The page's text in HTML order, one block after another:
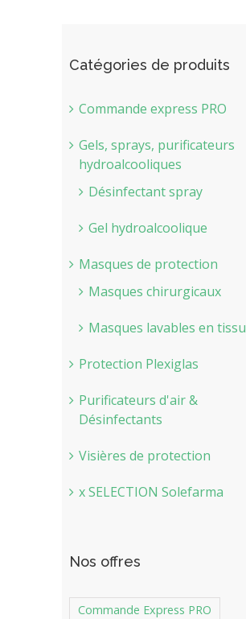
Catégories de produits
Commande express PRO
Gels, sprays, purificateurs
hydroalcooliques
Désinfectant spray
Gel hydroalcoolique
Masques de protection
Masques chirurgicaux
Masques lavables en tissu
Protection Plexiglas
Purificateurs d'air &
Désinfectants
Visières de protection
x SELECTION Solefarma
Nos offres
Commande Express PRO